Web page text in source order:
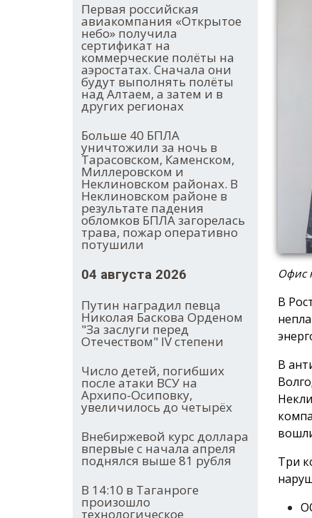
Первая российская
авиакомпания «Открытое
небо» получила
сертификат на
коммерческие полёты на
аэростатах. Сначала они
будут выполнять полёты
над Алтаем, а затем и в
других регионах
Больше 40 БПЛА
уничтожили за ночь в
Тарасовском, Каменском,
Миллеровском и
Неклиновском районах. В
Неклиновском районе в
результате падения
обломков БПЛА загорелась
трава, пожар оперативно
потушили
04 августа 2026
Путин наградил певца
Николая Баскова Орденом
"За заслуги перед
Отечеством" IV степени
Число детей, погибших
после атаки ВСУ на
Архипо-Осиповку,
увеличилось до четырёх
Внебиржевой курс доллара
впервые с начала апреля
поднялся выше 81 рубля
В 14:10 в Таганроге
произошло
технологическое
Офис
В
В
Три